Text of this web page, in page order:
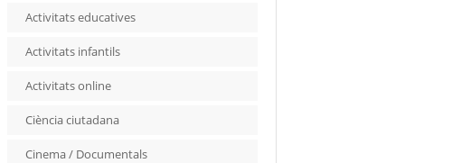
Activitats educatives
Activitats infantils
Activitats online
Ciència ciutadana
Cinema / Documentals